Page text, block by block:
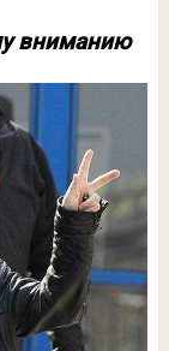
вниманию